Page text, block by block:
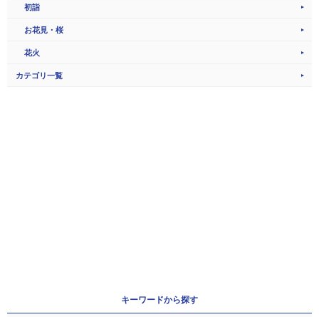
初詣
お花見・桜
花火
カテゴリ一覧
キーワードから探す